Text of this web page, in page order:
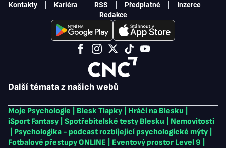
Další témata z našich webů
Moje Psychologie Blesk Tlapky Hráči na Blesku
iSport Fantasy
Spotřebitelské testy Blesku
Nemovitosti
Psychologika - podcast rozbíjející psychologické mýty
Fotbalové přestupy ONLINE
Eventový prostor Level 9
Kontakty Kariéra RSS Předplatné
Inzerce
Redakce